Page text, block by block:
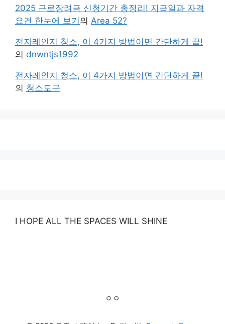
2025 근로장려금 신청기간 총정리! 지급일과 자격
요건 한눈에 보기 의 Area 52?
전자레인지 청소, 이 4가지 방법이면 간단하게 끝!
의 dnwntjs1992
전자레인지 청소, 이 4가지 방법이면 간단하게 끝!
의 청소도구
I HOPE ALL THE SPACES WILL SHINE
ㅇㅇ